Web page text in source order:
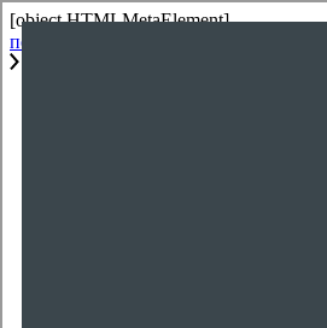
[object HTMLMetaElement]
пополнить счет